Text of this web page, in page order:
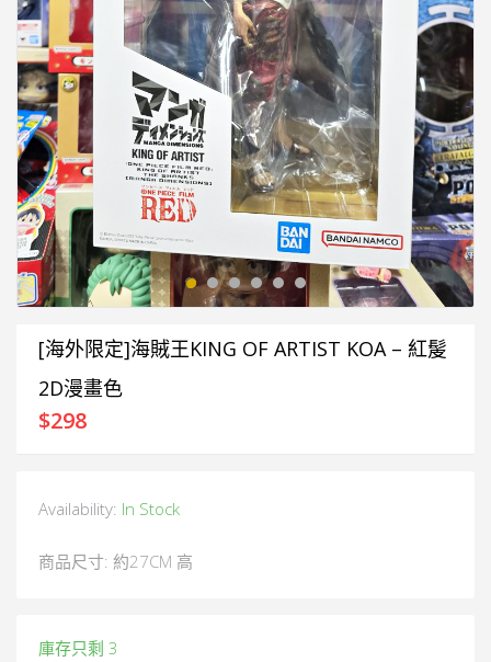
[海外限定]海賊王KING OF ARTIST KOA – 紅髲
2D漫畫色
$298
Availability: In Stock
商品尺寸: 約27CM 高
庫存只剩 3